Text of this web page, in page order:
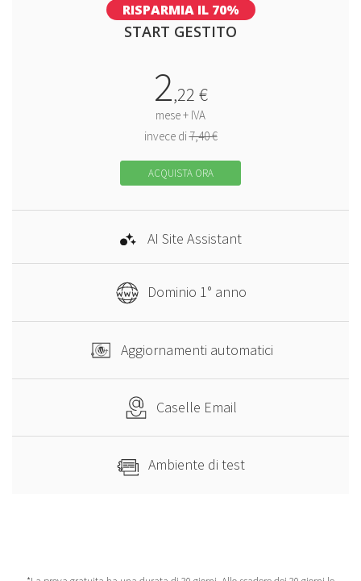
RISPARMIA IL 70%
START GESTITO
2,22 €
mese + IVA
invece di7,40 €
ACQUISTA ORA
AI Site Assistant
Dominio 1° anno
Aggiornamenti automatici
Caselle Email
Ambiente di test